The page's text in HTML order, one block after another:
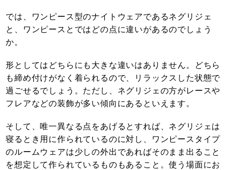
では、ワンピース型のナイトウェアであるネグリジェ
と、ワンピースとではどの点に違いがあるのでしょう
か。
形としてはどちらにも大きな違いはありません。どちら
も締め付けがなく着られるので、リラックスした状態で
過ごせるでしょう。ただし、ネグリジェの方がレースや
フレアなどの装飾が多い傾向にあるといえます。
そして、唯一異なる点をあげるとすれば、ネグリジェは
寝るとき用に作られているのに対し、ワンピースタイプ
のルームウェアは少しの外出であればそのまま出ること
を想定して作られているものもあること。使う場面にお